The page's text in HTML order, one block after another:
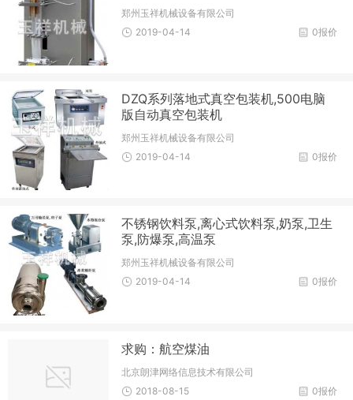
郑州玉祥机械设备有限公司
0报价
2019-04-14
DZQ系列落地式真空包装机,500电脑
版自动真空包装机
郑州玉祥机械设备有限公司
0报价
2019-04-14
不锈钢饮料泵,离心式饮料泵,奶泵,卫生
泵,防爆泵,高温泵
郑州玉祥机械设备有限公司
0报价
2019-04-14
求购：航空煤油
北京朗津网络信息技术有限公司
0报价
2018-08-15